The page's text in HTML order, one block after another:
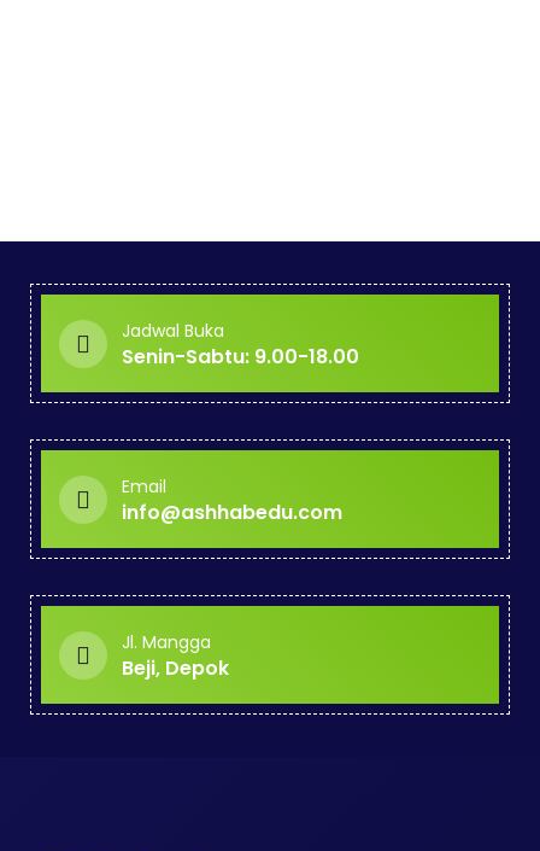
Jadwal Buka
Senin-Sabtu: 9.00-18.00
Email
info@ashhabedu.com
Jl. Mangga
Beji, Depok